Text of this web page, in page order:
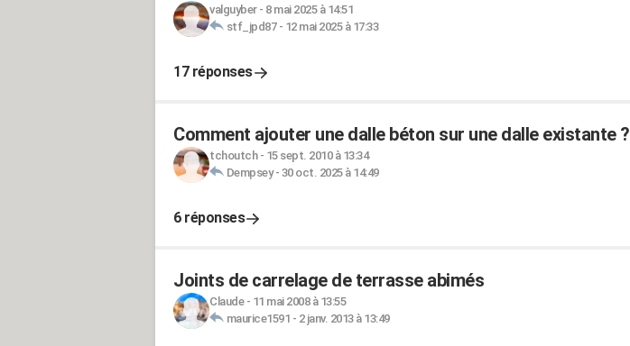
valguyber- 8 mai 2025 à 14:51
stf_jpd87- 12 mai 2025 à 17:33
17 réponses
Comment ajouter une dalle béton sur une dalle existante ?
tchoutch- 15 sept. 2010 à 13:34
Dempsey- 30 oct. 2025 à 14:49
6 réponses
Joints de carrelage de terrasse abimés
Claude- 11 mai 2008 à 13:55
maurice1591 - 2 janv. 2013 à 13:49